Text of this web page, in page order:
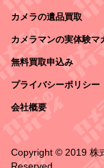
カメラの遺品買取
カメラマンの実体験マ
無料買取申込み
プライバシーポリシー
会社概要
Copyright © 2019 株